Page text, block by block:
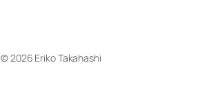
© 2026 Eriko Takahashi